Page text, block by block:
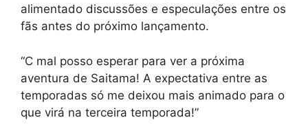
alimentado discussões e especulações entre os
fãs antes do próximo lançamento.
“C mal posso esperar para ver a próxima
aventura de Saitama! A expectativa entre as
temporadas só me deixou mais animado para o
que virá na terceira temporada!”